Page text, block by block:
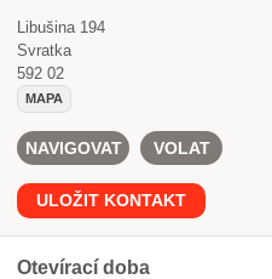
Libušina 194
Svratka
592 02
MAPA
NAVIGOVAT VOLAT
ULOŽIT KONTAKT
Otevírací doba